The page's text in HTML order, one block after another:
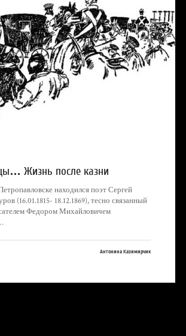
Жизнь после казни
находился поэт Сергей
(16.01.1815- 18.12.1869), тесно связанный
Федором Михайловичем
Антонина Казимирчик